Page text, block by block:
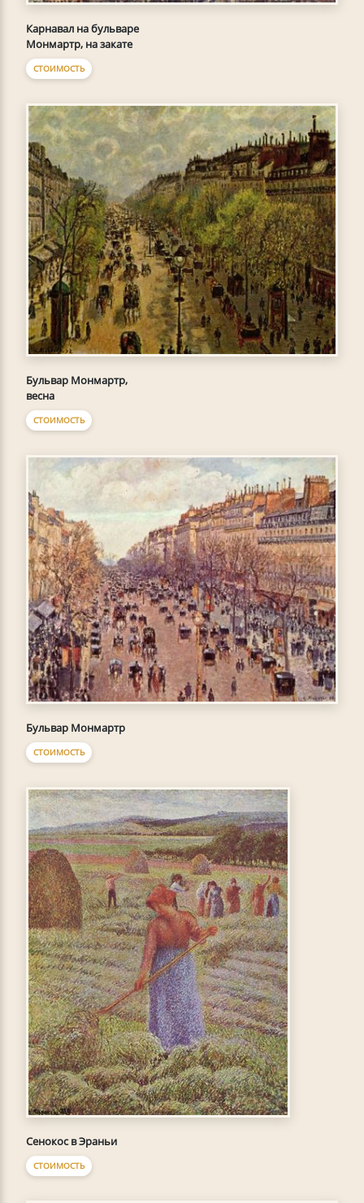
Карнавал на бульваре
Монмартр, на закате
СТОИМОСТЬ
Бульвар Монмартр,
весна
СТОИМОСТЬ
Бульвар Монмартр
СТОИМОСТЬ
Сенокос в Эраньи
СТОИМОСТЬ